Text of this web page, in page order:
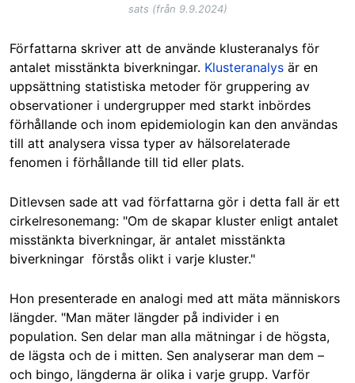
sats (från 9.9.2024)
Författarna skriver att de använde klusteranalys för
antalet misstänkta biverkningar. Klusteranalys är en
uppsättning statistiska metoder för gruppering av
observationer i undergrupper med starkt inbördes
förhållande och inom epidemiologin kan den användas
till att analysera vissa typer av hälsorelaterade
fenomen i förhållande till tid eller plats.
Ditlevsen sade att vad författarna gör i detta fall är ett
cirkelresonemang: "Om de skapar kluster enligt antalet
misstänkta biverkningar, är antalet misstänkta
biverkningar förstås olikt i varje kluster."
Hon presenterade en analogi med att mäta människors
längder. "Man mäter längder på individer i en
population. Sen delar man alla mätningar i de högsta,
de lägsta och de i mitten. Sen analyserar man dem –
och bingo, längderna är olika i varje grupp. Varför